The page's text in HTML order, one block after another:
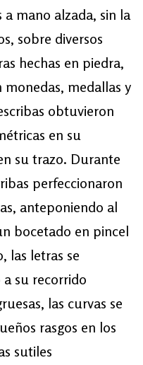
a mano alzada, sin la
sobre diversos
hechas en piedra,
medallas y
obtuvieron
en su
su trazo. Durante
perfeccionaron
anteponiendo al
bocetado en pincel
las letras se
su recorrido
las curvas se
rasgos en los
sutiles